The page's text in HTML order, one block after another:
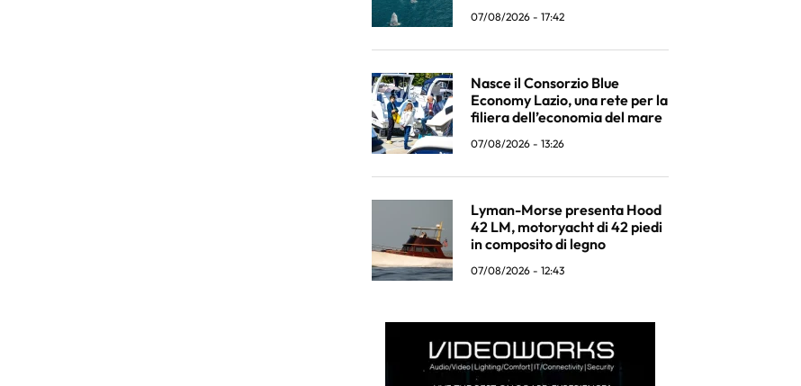
07/08/2026 - 17:42
Nasce il Consorzio Blue
Economy Lazio, una rete per la
filiera dell’economia del mare
07/08/2026 - 13:26
Lyman-Morse presenta Hood
42 LM, motoryacht di 42 piedi
in composito di legno
07/08/2026 - 12:43